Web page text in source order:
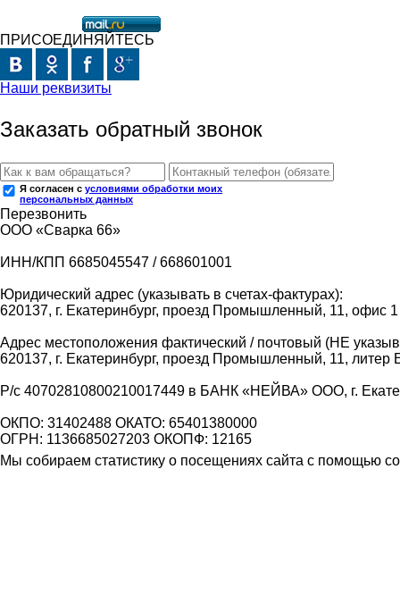
ПРИСОЕДИНЯЙТЕСЬ
Наши реквизиты
Заказать обратный звонок
Я согласен с условиями обработки моих
персональных данных
Перезвонить
ООО «Сварка 66»
ИНН/КПП 6685045547 / 668601001
Юридический адрес (указывать в счетах-фактурах):
620137, г. Екатеринбург, проезд Промышленный, 11, офис 1
Адрес местоположения фактический / почтовый (НЕ
620137, г. Екатеринбург, проезд Промышленный, 11, литер
Р/с 40702810800210017449 в БАНК «НЕЙВА» ООО, г.
ОКПО: 31402488 ОКАТО: 65401380000
ОГРН: 1136685027203 ОКОПФ: 12165
Мы собираем статистику о посещениях сайта с помощью